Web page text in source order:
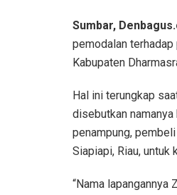
Sumbar,
pemodalan
Kabupaten
Hal ini terungkap
disebutkan namanya
penampung,
Siapiapi, Riau, untuk
“Nama lapangannya